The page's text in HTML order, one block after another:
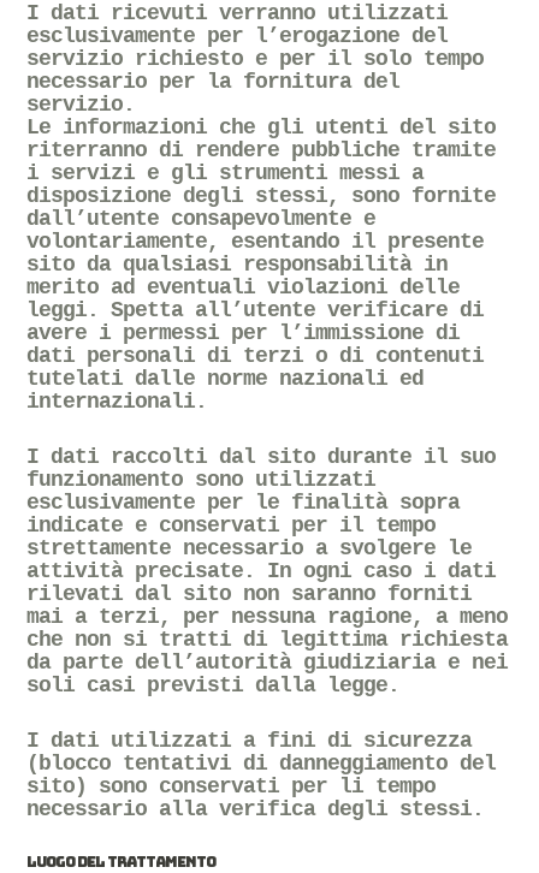
I dati ricevuti verranno utilizzati
esclusivamente per l’erogazione del
servizio richiesto e per il solo tempo
necessario per la fornitura del
servizio.
Le informazioni che gli utenti del sito
riterranno di rendere pubbliche tramite
i servizi e gli strumenti messi a
disposizione degli stessi, sono fornite
dall’utente consapevolmente e
volontariamente, esentando il presente
sito da qualsiasi responsabilità in
merito ad eventuali violazioni delle
leggi. Spetta all’utente verificare di
avere i permessi per l’immissione di
dati personali di terzi o di contenuti
tutelati dalle norme nazionali ed
internazionali.
I dati raccolti dal sito durante il suo
funzionamento sono utilizzati
esclusivamente per le finalità sopra
indicate e conservati per il tempo
strettamente necessario a svolgere le
attività precisate. In ogni caso i dati
rilevati dal sito non saranno forniti
mai a terzi, per nessuna ragione, a meno
che non si tratti di legittima richiesta
da parte dell’autorità giudiziaria e nei
soli casi previsti dalla legge.
I dati utilizzati a fini di sicurezza
(blocco tentativi di danneggiamento del
sito) sono conservati per li tempo
necessario alla verifica degli stessi.
LUOGO DEL TRATTAMENTO